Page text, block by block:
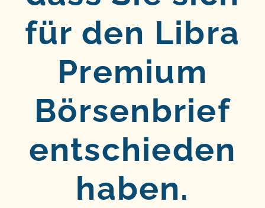
für den Libra
Premium
Börsenbrief
entschieden
haben.